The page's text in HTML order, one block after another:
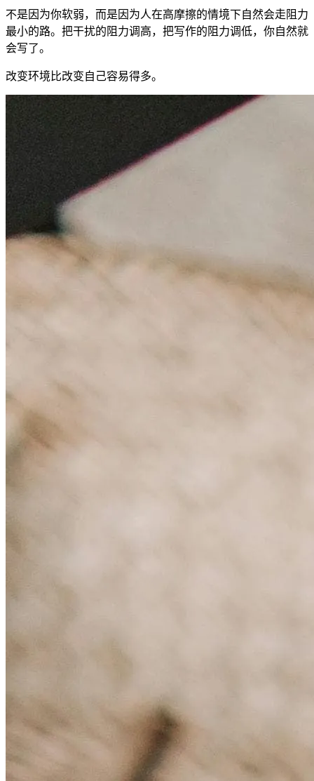
不是因为你软弱，而是因为人在高摩擦的情境下自然会走阻力
最小的路。把干扰的阻力调高，把写作的阻力调低，你自然就
会写了。
改变环境比改变自己容易得多。